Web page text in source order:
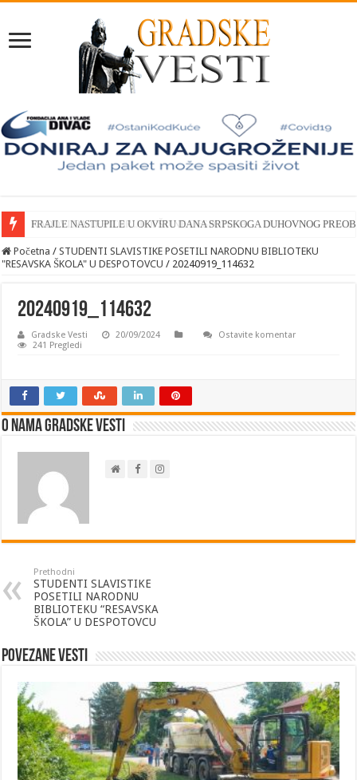
FRAJLE NASTUPILE U OKVIRU DANA SRPSKOGA DUHOVNOG
Početna / STUDENTI SLAVISTIKE POSETILI NARODNU BIBLIOTEKU
"RESAVSKA ŠKOLA" U DESPOTOVCU / 20240919_114632
20240919_114632
Gradske Vesti 20/09/2024
Ostavite komentar
241 Pregledi
O nama Gradske Vesti
Prethodni
STUDENTI SLAVISTIKE
POSETILI NARODNU
BIBLIOTEKU “RESAVSKA
ŠKOLA” U DESPOTOVCU
Povezane vesti